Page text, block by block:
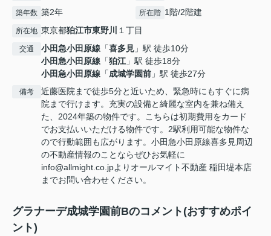
築年数 築2年 所在階 1階/2階建
所在地 東京都狛江市東野川 １丁目
交通 小田急小田原線 「喜多見 」駅 徒歩10分
小田急小田原線 「狛江」駅 徒歩18分
小田急小田原線 「成城学園前 」駅 徒歩27分
備考
近藤医院まで徒歩5分と近いため、緊急時にもすぐに病
院まで行けます。充実の設備と綺麗な室内を兼ね備え
た、2024年築の物件です。こちらは初期費用をカード
でお支払いいただける物件です。2駅利用可能な物件な
ので行動範囲も広がります。小田急小田原線喜多見周辺
の不動産情報のことならぜひお気軽に
info@allmight.co.jpよりオールマイト不動産 稲田堤本店
までお問い合わせください。
グラナーデ成城学園前Bのコメント(おすすめポイ
ント)